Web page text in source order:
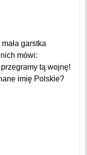
garstka
mówi:
tą wojnę!
imię Polskie?